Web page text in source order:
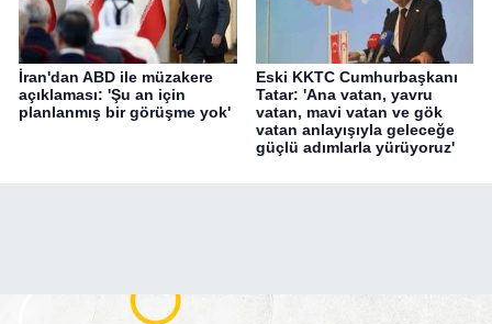
İran'dan ABD ile müzakere
açıklaması: 'Şu an için
planlanmış bir görüşme yok'
Eski KKTC Cumhurbaşkanı
Tatar: 'Ana vatan, yavru
vatan, mavi vatan ve gök
vatan anlayışıyla geleceğe
güçlü adımlarla yürüyoruz'